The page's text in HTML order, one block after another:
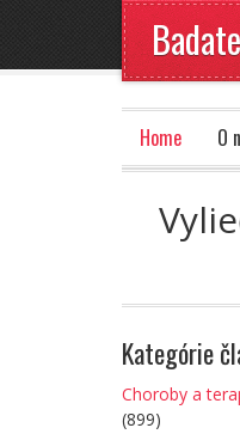
Home O
Kategórie
Choroby a
(899)